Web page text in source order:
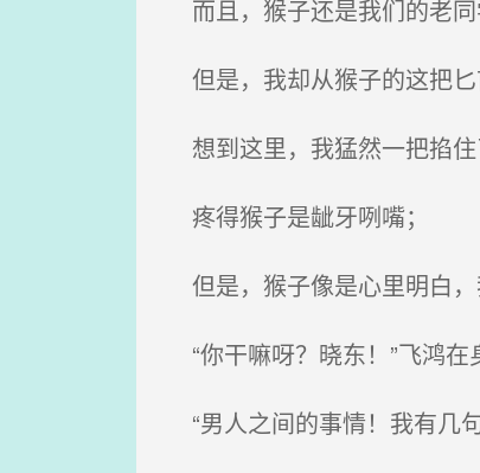
而且，猴子还是我们的老同
但是，我却从猴子的这把
想到这里，我猛然一把掐住
疼得猴子是龇牙咧嘴；
但是，猴子像是心里明白，
“你干嘛呀？晓东！”飞鸿在
“男人之间的事情！我有几